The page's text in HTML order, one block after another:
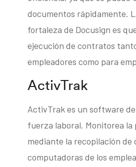
documentos rápidamente.
fortaleza de Docusign es
ejecución de contratos
empleadores como para
ActivTrak
ActivTrak es un software
fuerza laboral. Monitorea
mediante la recopilación de
computadoras de los